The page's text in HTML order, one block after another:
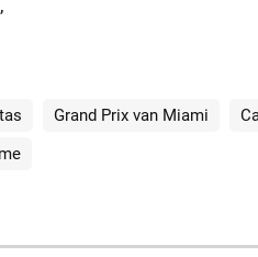
Grand Prix van Miami